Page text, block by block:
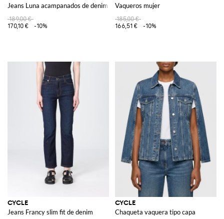
Jeans Luna acampanados de denim
189,00 €
170,10 €
-10%
Vaqueros mujer
185,00 €
166,51 €
-10%
CYCLE
Jeans Francy slim fit de denim
CYCLE
Chaqueta vaquera tipo capa